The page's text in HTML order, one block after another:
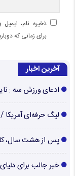
ذخیره نام،
برای زمانی که
آخرین اخبار
ادعای ورزش سه :
لیگ حرفه‌ای آمریکا
پس از هشت سال،
خبر جالب برای